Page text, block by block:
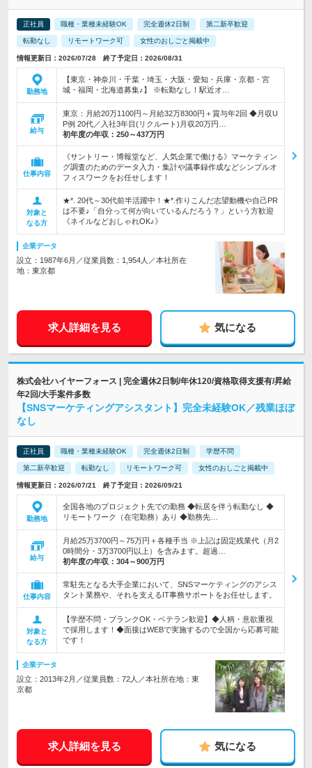
正社員 職種・業種未経験OK 完全週休2日制 第二新卒歓迎
転勤なし リモートワーク可 女性のおしごと掲載中
情報更新日：2026/07/28 終了予定日：2026/08/31
勤務地
【東京・神奈川・千葉・埼玉・大阪・愛知・兵庫・京都・宮
城・福岡・北海道募集♪】 ※転勤なし！駅近オ…
給与
東京：月給20万1100円～月給32万8300円＋賞与年2回 ◆月収U
P例 20代／入社3年目(リクルート)月収20万円…
初年度の年収： 250～437万円
仕事内容
《サントリー・博報堂など、人気企業で働ける》マーケティン
グ調査のためのデータ入力・集計や議事録作成などシンプルオ
フィスワークをお任せします！
対象と
なる方
★*. 20代～30代前半活躍中！★*.作りこんだ志望動機や自己PR
は不要♪「自分って何が向いているんだろう？」という方歓迎
《ネイルなどおしゃれOK♪》
企業データ
設立：1987年6月／従業員数：1,954人／本社所在
地：東京都
求人詳細を見る 気になる
株式会社ハイヤーフォース | 完全週休2日制/年休120/資格取得支援有/昇給
年2回/大手案件多数
【SNSマーケティングアシスタント】完全未経験OK／残業ほぼ
なし
正社員 職種・業種未経験OK 完全週休2日制 学歴不問
第二新卒歓迎 転勤なし リモートワーク可 女性のおしごと掲載中
情報更新日：2026/07/21 終了予定日：2026/09/21
勤務地
全国各地のプロジェクト先での勤務 ◆転居を伴う転勤なし ◆
リモートワーク（在宅勤務）あり ◆勤務先…
給与
月給25万3700円～75万円＋各種手当 ※上記は固定残業代（月2
0時間分・3万3700円以上）を含みます。超過…
初年度の年収： 304～900万円
仕事内容
常駐先となる大手企業において、SNSマーケティングのアシス
タント業務や、それを支えるIT事務サポートをお任せします。
対象と
なる方
【学歴不問・ブランクOK・ベテラン歓迎】◆人柄・意欲重視
で採用します！◆面接はWEBで実施するので全国から応募可能
です！
企業データ
設立：2013年2月／従業員数：72人／本社所在地：東
京都
求人詳細を見る 気になる